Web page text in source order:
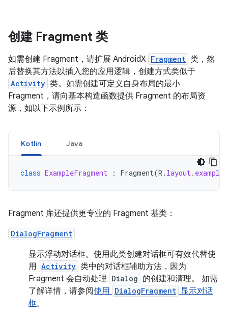
创建 Fragment 类
如需创建 Fragment，请扩展 AndroidX Fragment 类，然
后替换其方法以插入您的应用逻辑，创建方式类似于
Activity 类。如需创建可定义自身布局的最小
Fragment，请向基本构造函数提供 Fragment 的布局资
源，如以下示例所示：
Kotlin Java
class ExampleFragment : Fragment(R . layout.
Fragment 库还提供更专业的 Fragment 基类：
DialogFragment
显示浮动对话框。使用此类创建对话框可有效代替使
用 Activity 类中的对话框辅助方法，因为
Fragment 会自动处理 Dialog 的创建和清理。 如需
了解详情，请参阅使用 DialogFragment 显示对话
框。